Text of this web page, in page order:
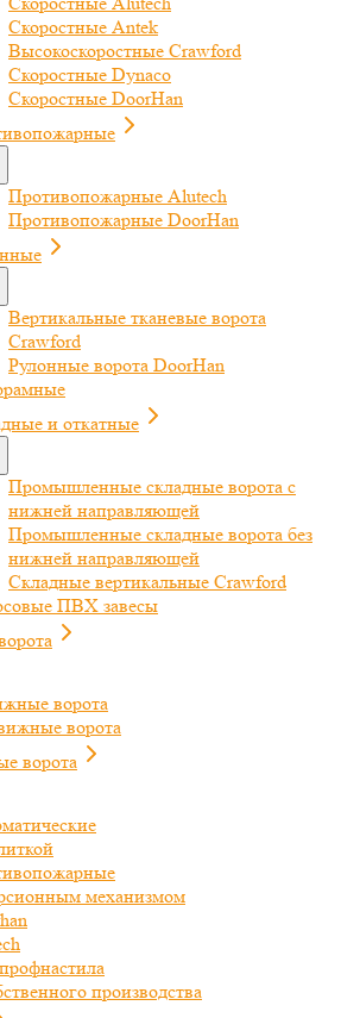
Скоростные Antek
Высокоскоростные Crawford
Скоростные Dynaco
Скоростные DoorHan
Противопожарные Alutech
Противопожарные DoorHan
Вертикальные тканевые ворота
Crawford
Рулонные ворота DoorHan
и откатные
Промышленные складные ворота с
нижней направляющей
Промышленные складные ворота без
нижней направляющей
Складные вертикальные Crawford
ПВХ завесы
ворота
ворота
ворота
механизмом
производства